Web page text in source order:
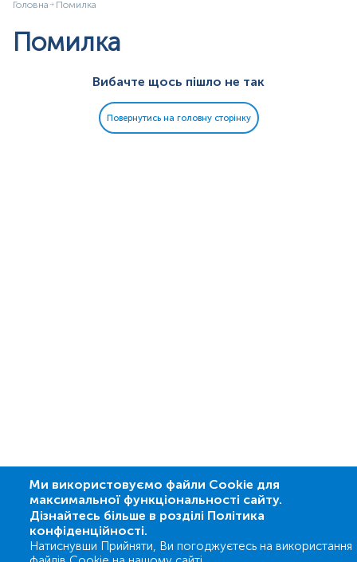
Головна Помилка
Помилка
Вибачте щось пішло не так
Повернутись на головну сторінку
Ми використовуємо файли Cookie для
максимальної функціональності сайту.
Дізнайтесь більше в розділі Політика
конфіденційності.
Натиснувши Прийняти, Ви погоджуєтесь на використання